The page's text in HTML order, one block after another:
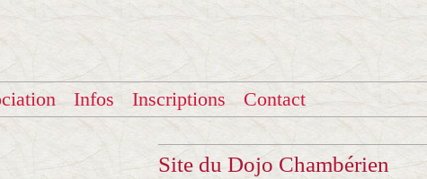
Infos Inscriptions Contact
Site du Dojo Chambérien